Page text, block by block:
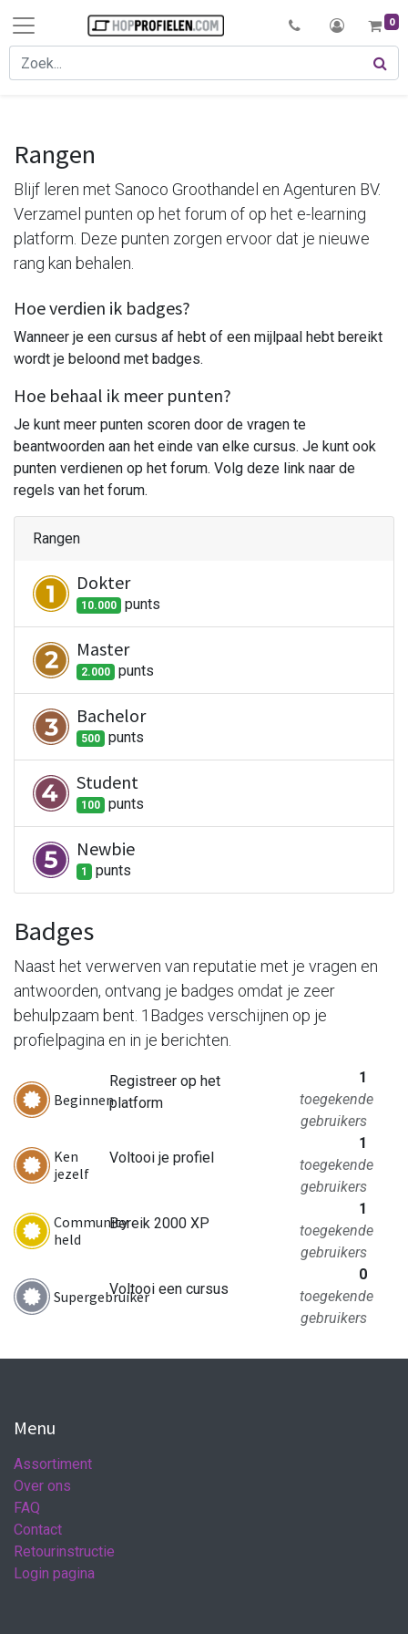
0
Rangen
Blijf leren met Sanoco Groothandel en Agenturen BV.
Verzamel punten op het forum of op het e-learning
platform. Deze punten zorgen ervoor dat je nieuwe
rang kan behalen.
Hoe verdien ik badges?
Wanneer je een cursus af hebt of een mijlpaal hebt bereikt
wordt je beloond met badges.
Hoe behaal ik meer punten?
Je kunt meer punten scoren door de vragen te
beantwoorden aan het einde van elke cursus. Je kunt ook
punten verdienen op het forum. Volg deze link naar de
regels van het forum.
Rangen
Dokter
10.000 punts
Master
2.000 punts
Bachelor
500 punts
Student
100 punts
Newbie
1 punts
Badges
Naast het verwerven van reputatie met je vragen en
antwoorden, ontvang je badges omdat je zeer
behulpzaam bent. 1Badges verschijnen op je
profielpagina en in je berichten.
Beginnen
Registreer op het
platform
1
toegekende
gebruikers
Ken
jezelf
Voltooi je profiel
1
toegekende
gebruikers
Community
held
Bereik 2000 XP
1
toegekende
gebruikers
SupergebruikerVoltooi een cursus
0
toegekende
gebruikers
Menu
Assortiment
Over ons
FAQ
Contact
Retourinstructie
Login pagina